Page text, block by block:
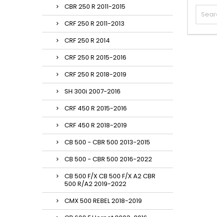
CBR 250 R 2011-2015
CRF 250 R 2011-2013
CRF 250 R 2014
CRF 250 R 2015-2016
CRF 250 R 2018-2019
SH 300i 2007-2016
CRF 450 R 2015-2016
CRF 450 R 2018-2019
CB 500 - CBR 500 2013-2015
CB 500 - CBR 500 2016-2022
CB 500 F/X CB 500 F/X A2 CBR
500 R/A2 2019-2022
CMX 500 REBEL 2018-2019